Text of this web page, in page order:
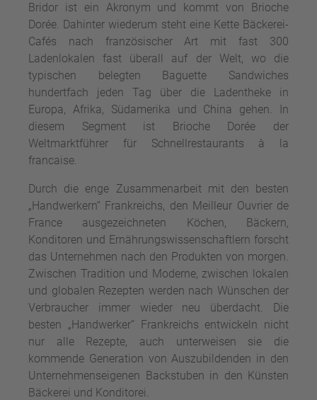
Bridor ist ein Akronym und kommt von Brioche
Dorée. Dahinter wiederum steht eine Kette Bäckerei-
Cafés nach französischer Art mit fast 300
Ladenlokalen fast überall auf der Welt, wo die
typischen belegten Baguette Sandwiches
hundertfach jeden Tag über die Ladentheke in
Europa, Afrika, Südamerika und China gehen. In
diesem Segment ist Brioche Dorée der
Weltmarktführer für Schnellrestaurants à la
francaise.
Durch die enge Zusammenarbeit mit den besten
„Handwerkern“ Frankreichs, den Meilleur Ouvrier de
France ausgezeichneten Köchen, Bäckern,
Konditoren und Ernährungswissenschaftlern forscht
das Unternehmen nach den Produkten von morgen.
Zwischen Tradition und Moderne, zwischen lokalen
und globalen Rezepten werden nach Wünschen der
Verbraucher immer wieder neu überdacht. Die
besten „Handwerker“ Frankreichs entwickeln nicht
nur alle Rezepte, auch unterweisen sie die
kommende Generation von Auszubildenden in den
Unternehmenseigenen Backstuben in den Künsten
Bäckerei und Konditorei.